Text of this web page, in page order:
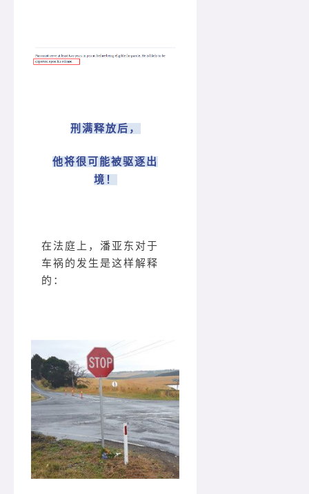
刑满释放后，
他将很可能被驱逐出
境！
在法庭上，潘亚东对于
车祸的发生是这样解释
的：